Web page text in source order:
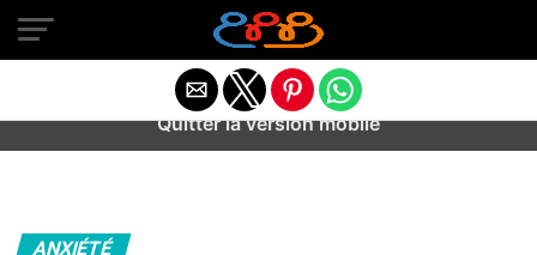
Warning
: preg_match(): Unknown modifier '/' in
/home/u589487443/domains/aideanxietestress.fr/
content/plugins/idev-post-views/includes/class-bots.php
ANXIÉTÉ
Quitter la version mobile